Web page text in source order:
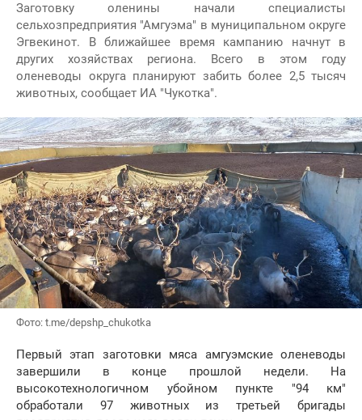
Заготовку оленины начали специалисты
сельхозпредприятия "Амгуэма" в муниципальном округе
Эгвекинот. В ближайшее время кампанию начнут в
других хозяйствах региона. Всего в этом году
оленеводы округа планируют забить более 2,5 тысяч
животных, сообщает ИА "Чукотка".
Фото: t.me/depshp_chukotka
Первый этап заготовки мяса амгуэмские оленеводы
завершили в конце прошлой недели. На
высокотехнологичном убойном пункте "94 км"
обработали 97 животных из третьей бригады